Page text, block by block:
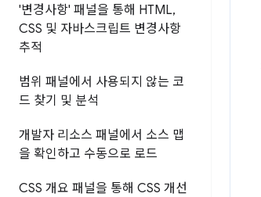
'변경사항' 패널을 통해 HTML,
CSS 및 자바스크립트 변경사항
추적
범위 패널에서 사용되지 않는 코
드 찾기 및 분석
개발자 리소스 패널에서 소스 맵
을 확인하고 수동으로 로드
CSS 개요 패널을 통해 CSS 개선